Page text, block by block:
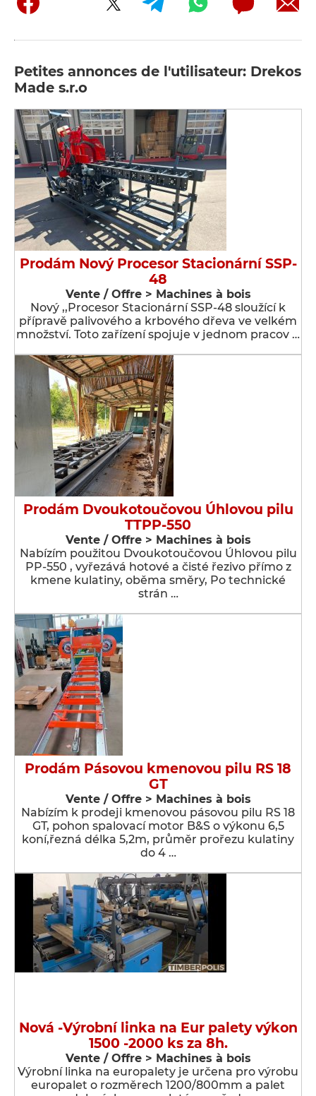
Petites annonces de l'utilisateur: Drekos
Made s.r.o
Prodám Nový Procesor Stacionární SSP-
48
Vente / Offre > Machines à bois
Nový ,,Procesor Stacionární SSP-48 sloužící k
přípravě palivového a krbového dřeva ve velkém
množství. Toto zařízení spojuje v jednom pracov …
Prodám Dvoukotoučovou Úhlovou pilu
TTPP-550
Vente / Offre > Machines à bois
Nabízím použitou Dvoukotoučovou Úhlovou pilu
PP-550 , vyřezává hotové a čisté řezivo přímo z
kmene kulatiny, oběma směry, Po technické
strán …
Prodám Pásovou kmenovou pilu RS 18
GT
Vente / Offre > Machines à bois
Nabízím k prodeji kmenovou pásovou pilu RS 18
GT, pohon spalovací motor B&S o výkonu 6,5
koní,řezná délka 5,2m, průměr prořezu kulatiny
do 4 …
Nová -Výrobní linka na Eur palety výkon
1500 -2000 ks za 8h.
Vente / Offre > Machines à bois
Výrobní linka na europalety je určena pro výrobu
europalet o rozměrech 1200/800mm a palet